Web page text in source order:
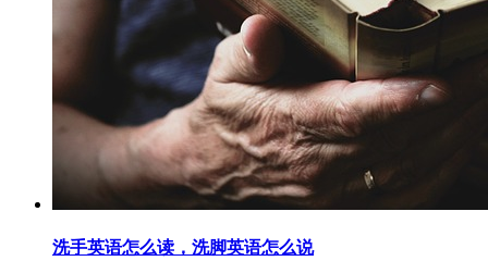
洗手英语怎么读，洗脚英语怎么说